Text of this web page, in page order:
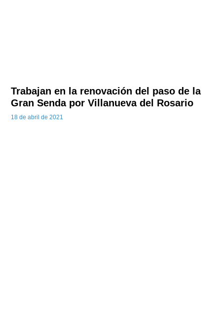
Trabajan en la renovación del paso de la
Gran Senda por Villanueva del Rosario
18 de abril de 2021